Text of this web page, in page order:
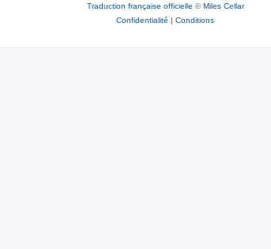
Traduction française officielle ©Miles Cellar
Confidentialité | Conditions